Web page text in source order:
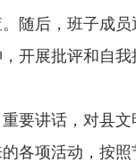
后，班子成员
开展批评和自
讲话，对县文
各项活动，按